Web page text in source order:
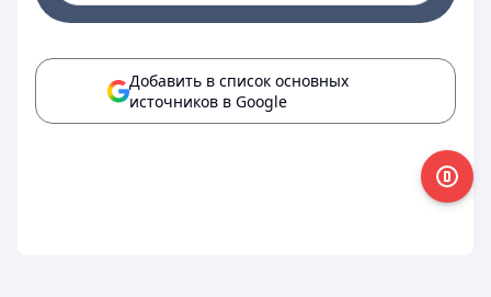
Добавить в список основных
источников в Google